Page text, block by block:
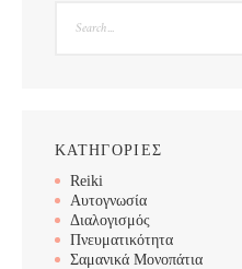
ΚΑΤΗΓΟΡΙΕΣ
Reiki
Αυτογνωσία
Διαλογισμός
Πνευματικότητα
Σαμανικά Μονοπάτια